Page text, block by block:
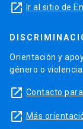
launch Ir al sitio de
Orientación y
género o
launch Contacto
launch Más